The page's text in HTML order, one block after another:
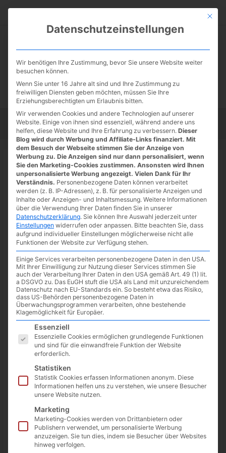
Startseite Tipps Tutorials Tests
Startseite»News
AVM: FRITZ!Box 5590 Fiber ab Mai
im Handel
02.05.2022/ VonSpoonie/Schreibe einen Kommentar
minutes of reading
wie der Name bereits vermuten lässt, für Internet via
Glasfaseranschlussvorgesehen ist. Statt Glasfaser-Dose —
Glasfaser-Modem — Router, kann die
direkt an die Glasfaser-Dose angeschlossen werden, weil diese
das Modem bereits integriert hat. Unterstützt werden die
GlasfaserstandardsAON, GPON, XGS-PON. Somit kann ein
separates Glasfaser-Modem eingespart werden, welches zwar
in der Regel vom Provider zur Verfügung gestellt wird, aber ein
Mit
Datenschutzeinstellungen
Wir benötigen Ihre Zustimmung, bevor Sie unsere Website weiter
besuchen können.
Wenn Sie unter 16 Jahre alt sind und Ihre Zustimmung zu
freiwilligen Diensten geben möchten, müssen Sie Ihre
Erziehungsberechtigten um Erlaubnis bitten.
Wir verwenden Cookies und andere Technologien auf unserer
Website. Einige von ihnen sind essenziell, während andere uns
helfen, diese Website und Ihre Erfahrung zu verbessern. Dieser
Blog wird durch Werbung und Affiliate-Links finanziert. Mit
dem Besuch der Webseite stimmen Sie der Anzeige von
Werbung zu. Die Anzeigen sind nur dann personalisiert, wenn
Sie den Marketing-Cookies zustimmen. Ansonsten wird Ihnen
unpersonalisierte Werbung angezeigt. Vielen Dank für Ihr
Verständnis. Personenbezogene Daten können verarbeitet
werden (z. B. IP-Adressen), z. B. für personalisierte Anzeigen und
Inhalte oder Anzeigen- und Inhaltsmessung. Weitere Informationen
über die Verwendung Ihrer Daten finden Sie in unserer
Datenschutzerklärung. Sie können Ihre Auswahl jederzeit unter
Einstellungen widerrufen oder anpassen. Bitte beachten Sie, dass
aufgrund individueller Einstellungen möglicherweise nicht alle
Funktionen der Website zur Verfügung stehen.
Einige Services verarbeiten personenbezogene Daten in den USA.
Mit Ihrer Einwilligung zur Nutzung dieser Services stimmen Sie
auch der Verarbeitung Ihrer Daten in den USA gemäß Art. 49 (1) lit.
a DSGVO zu. Das EuGH stuft die USA als Land mit unzureichendem
Datenschutz nach EU-Standards ein. So besteht etwa das Risiko,
dass US-Behörden personenbezogene Daten in
Überwachungsprogrammen verarbeiten, ohne bestehende
Klagemöglichkeit für Europäer.
Es folgt eine Liste der Service-Gruppen, für die eine
Essenziell
Essenzielle Cookies ermöglichen grundlegende Funktionen
und sind für die einwandfreie Funktion der Website
erforderlich.
Statistiken
Statistik Cookies erfassen Informationen anonym. Diese
Informationen helfen uns zu verstehen, wie unsere Besucher
unsere Website nutzen.
Marketing
Marketing-Cookies werden von Drittanbietern oder
Publishern verwendet, um personalisierte Werbung
anzuzeigen. Sie tun dies, indem sie Besucher über Websites
hinweg verfolgen.